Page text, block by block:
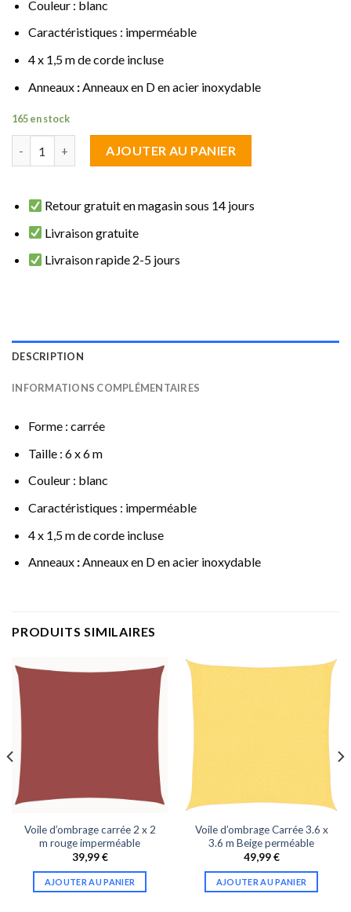
Couleur : blanc
Caractéristiques : imperméable
4 x 1,5 m de corde incluse
Anneaux: Anneaux en D en acier inoxydable
165 en stock
AJOUTER AU PANIER
Retour gratuit en magasin sous 14 jours
Livraison gratuite
Livraison rapide 2-5 jours
DESCRIPTION
INFORMATIONS COMPLÉMENTAIRES
Forme : carrée
Taille : 6 x 6 m
Couleur : blanc
Caractéristiques : imperméable
4 x 1,5 m de corde incluse
Anneaux:Anneaux en D en acier inoxydable
PRODUITS SIMILAIRES
Voile d’ombrage carrée 2 x 2
m rouge imperméable
39,99€
AJOUTER AU PANIER
Voile d’ombrage Carrée 3.6 x
3.6 m Beige perméable
49,99€
AJOUTER AU PANIER